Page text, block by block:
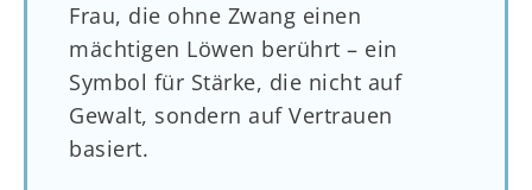
Frau, die ohne Zwang einen
mächtigen Löwen berührt – ein
Symbol für Stärke, die nicht auf
Gewalt, sondern auf Vertrauen
basiert.